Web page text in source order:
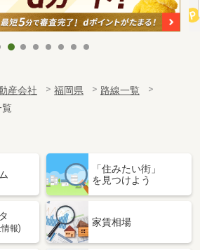
産会社 福岡県
路線一覧
「住みたい街」
を見つけよう
報)
家賃相場